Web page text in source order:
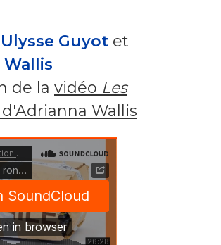
Ulysse Guyot et
de la vidéo Les
d'Adrianna Wallis